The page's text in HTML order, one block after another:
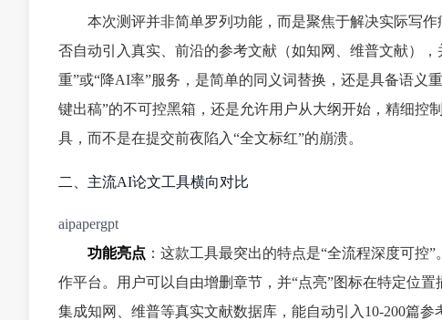
本次测评并非简单罗列功能，而是聚焦于解决实际写
否自动引入真实、前沿的参考文献（如知网、维普文献），
重”或“降AI率”服务，是简单的同义词替换，还是具备语义
键出稿”的不可控黑箱，还是允许用户从大纲开始，精细控
具，而不是在提交前夜陷入“全文标红”的崩溃。
二、主流AI论文工具横向对比
aipapergpt
功能亮点 ：这款工具最突出的特点是“全流程深度可
作平台。用户可以自由增删章节，并“点亮”图标在特定位
集成知网、维普等真实文献数据库，能自动引入10-200篇